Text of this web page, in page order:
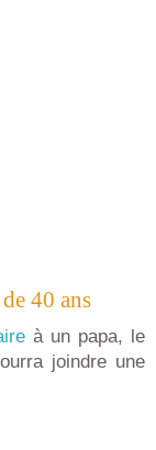
40 ans
à un papa, le
joindre une